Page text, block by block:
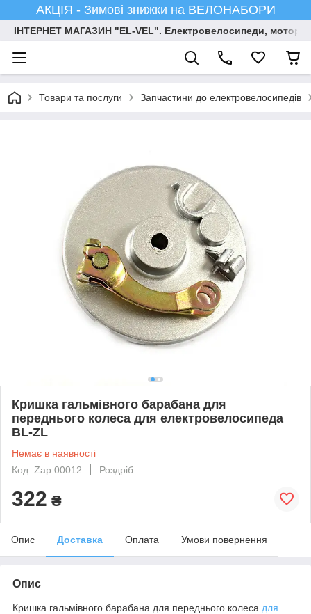
АКЦІЯ - Зимові знижки на ВЕЛОНАБОРИ
ІНТЕРНЕТ МАГАЗИН "EL-VEL". Електровелосипеди, мотор-
Товари та послуги Запчастини до електровелосипедів
Кришка гальмівного барабана для
переднього колеса для електровелосипеда
BL-ZL
Немає в наявності
Код: Zap 00012
Роздріб
322 ₴
Опис Доставка Оплата Умови повернення
Опис
Кришка гальмівного барабана для переднього колеса для